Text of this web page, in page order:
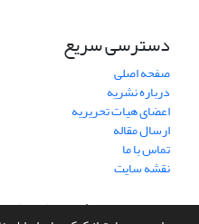
دسترسی سریع
صفحه اصلی
درباره نشریه
اعضای هیات تحریریه
ارسال مقاله
تماس با ما
نقشه سایت
سامانه مدیریت نشریات علمی.